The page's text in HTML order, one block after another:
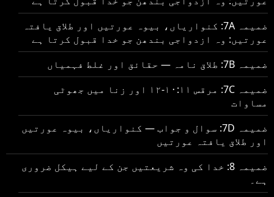
ضمیمہ 7A: کنواریاں، بیوہ عورتیں اور طلاق یافتہ
عورتیں: وہ ازدواجی بندھن جو خدا قبول کرتا ہے
ضمیمہ 7B: طلاق نامہ — حقائق اور غلط فہمیاں
ضمیمہ 7C: مرقس ۱۰:۱۱-۱۲ اور زنا میں جھوٹی
مساوات
ضمیمہ 7D: سوال و جواب — کنواریاں، بیوہ عورتیں
اور طلاق یافتہ عورتیں
ضمیمہ 8: خدا کی وہ شریعتیں جن کے لیے ہیکل ضروری
ہے۔